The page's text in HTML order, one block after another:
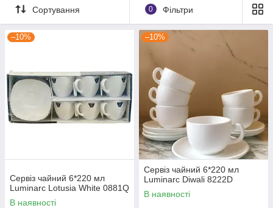
Сортування 0 Фільтри
–10%
Сервіз чайний 6*220 мл
Luminarc Lotusia White 0881Q
В наявності
–10%
Сервіз чайний 6*220 мл
Luminarc Diwali 8222D
В наявності